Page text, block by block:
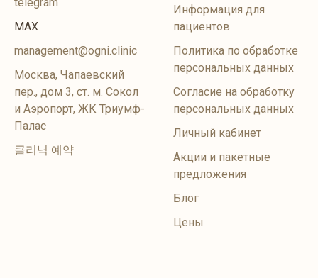
MAX
management@ogni.clinic
Москва, Чапаевский
пер., дом 3, ст. м. Сокол
и Аэропорт, ЖК Триумф-
Палас
클리닉 예약
Информация для
пациентов
Политика по обработке
персональных данных
Согласие на обработку
персональных данных
Личный кабинет
Акции и пакетные
предложения
Блог
Цены